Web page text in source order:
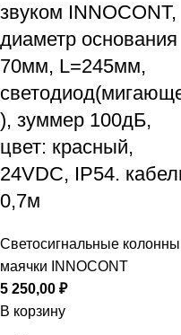
звуком INNOCONT,
диаметр основания
70мм, L=245мм,
), зуммер 100дБ,
цвет: красный,
24VDC, IP54.
0,7м
Светосигнальные
маячки INNOCONT
5 250,00 ₽
В корзину